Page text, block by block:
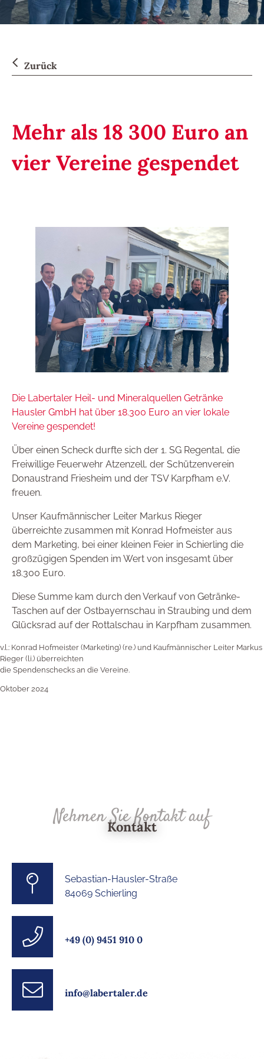
Zurück
Mehr als 18 300 Euro an
vier Vereine gespendet
Die Labertaler Heil- und Mineralquellen Getränke
Hausler GmbH hat über 18.300 Euro an vier lokale
Vereine gespendet!
Über einen Scheck durfte sich der 1. SG Regental, die
Freiwillige Feuerwehr Atzenzell, der Schützenverein
Donaustrand Friesheim und der TSV Karpfham e.V.
freuen.
Unser Kaufmännischer Leiter Markus Rieger
überreichte zusammen mit Konrad Hofmeister aus
dem Marketing, bei einer kleinen Feier in Schierling die
großzügigen Spenden im Wert von insgesamt über
18.300 Euro.
Diese Summe kam durch den Verkauf von Getränke-
Taschen auf der Ostbayernschau in Straubing und dem
Glücksrad auf der Rottalschau in Karpfham zusammen.
v.l.: Konrad Hofmeister (Marketing) (re.) und Kaufmännischer Leiter Markus
Rieger (li.) überreichten
die Spendenschecks an die Vereine.
Oktober 2024
Nehmen Sie Kontakt auf
Kontakt
Sebastian-Hausler-Straße
84069 Schierling
+49 (0) 9451 910 0
info@labertaler.de